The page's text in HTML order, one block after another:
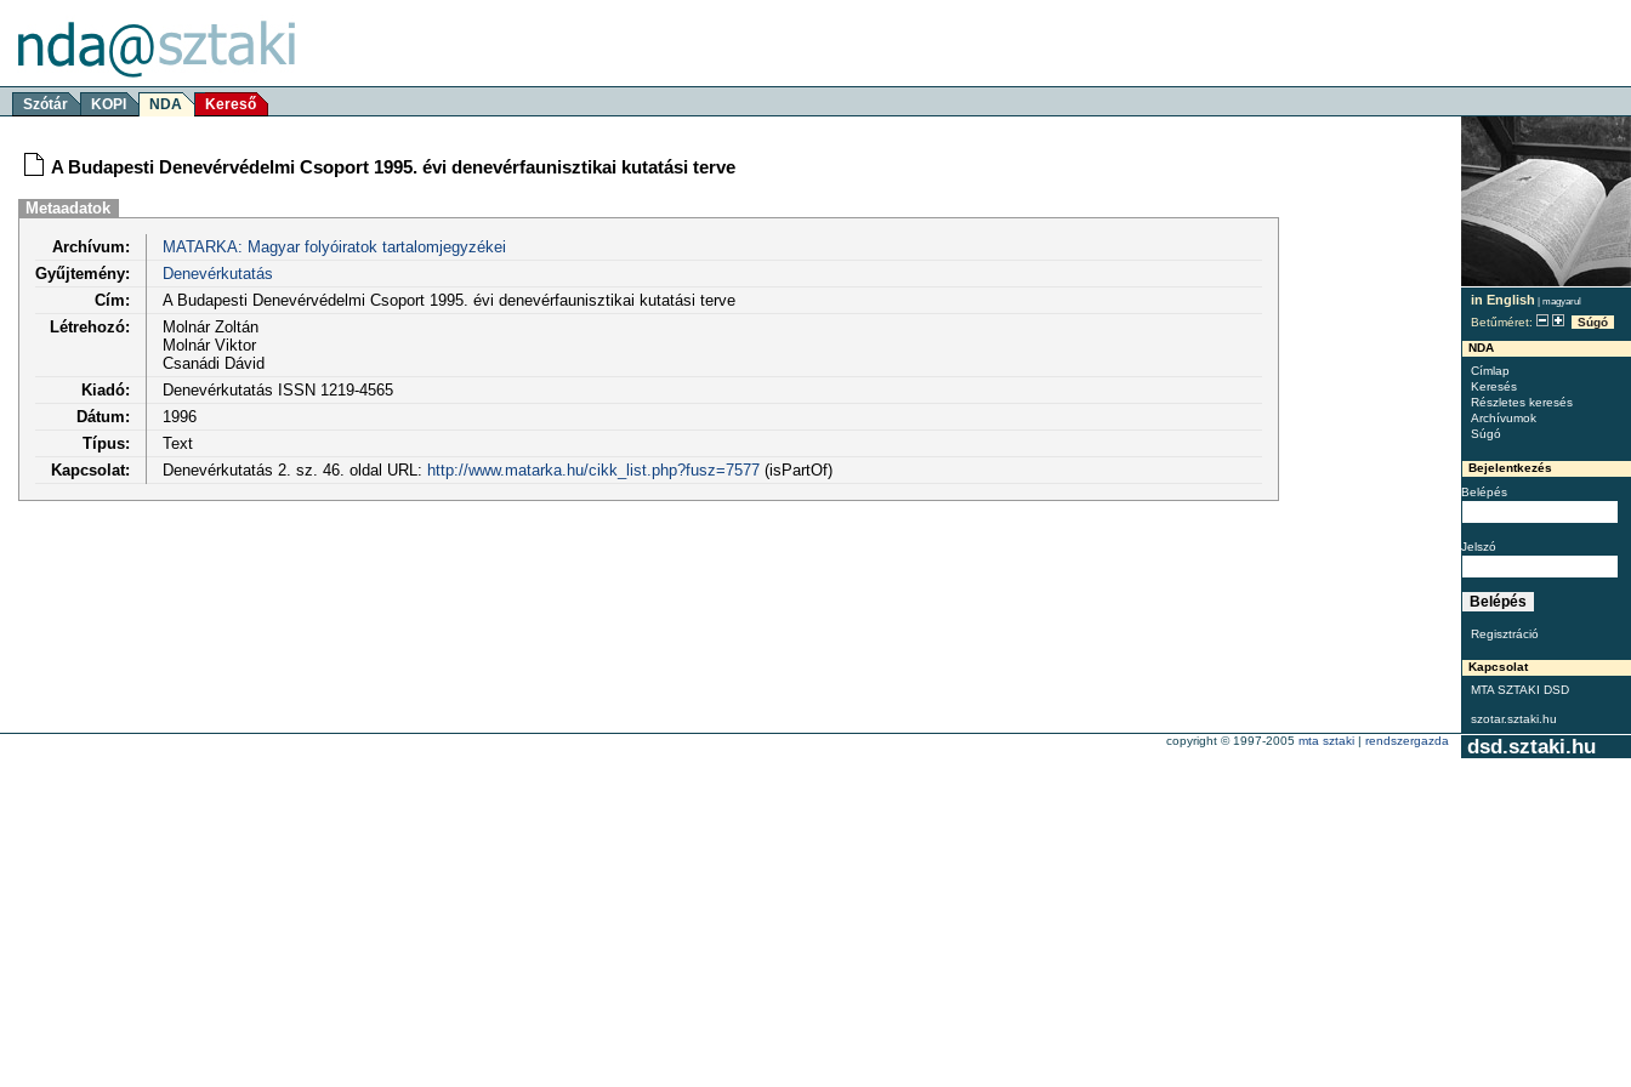
Szótár KOPI NDA Kereső
in English | magyarul
Betűméret:
Súgó
NDA
Címlap
Keresés
Részletes keresés
Archívumok
Súgó
Bejelentkezés
Belépés
Jelszó
Regisztráció
Kapcsolat
MTA SZTAKI DSD
szotar.sztaki.hu
A Budapesti Denevérvédelmi Csoport 1995. évi denevérfaunisztikai kutatási terve
Metaadatok
Archívum:
MATARKA: Magyar folyóiratok tartalomjegyzékei
Gyűjtemény:
Denevérkutatás
Cím:
A Budapesti Denevérvédelmi Csoport 1995. évi denevérfaunisztikai kutatási terve
Létrehozó:
Molnár Zoltán
Molnár Viktor
Csanádi Dávid
Kiadó:
Denevérkutatás ISSN 1219-4565
Dátum:
1996
Típus:
Text
Kapcsolat:
Denevérkutatás 2. sz. 46. oldal URL: http://www.matarka.hu/cikk_list.php?fusz=7577(isPartOf)
dsd.sztaki.hu
copyright © 1997-2005 mta sztaki | rendszergazda